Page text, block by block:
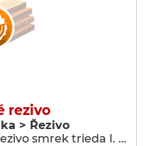
rezivo
> Řezivo
smrek trieda I. …